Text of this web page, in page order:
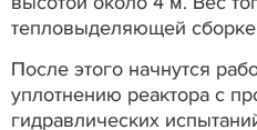
тепловыделяющей сборке
После этого начнутся
уплотнению реактора с
гидравлических